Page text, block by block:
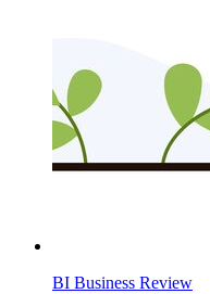
BI Business Review